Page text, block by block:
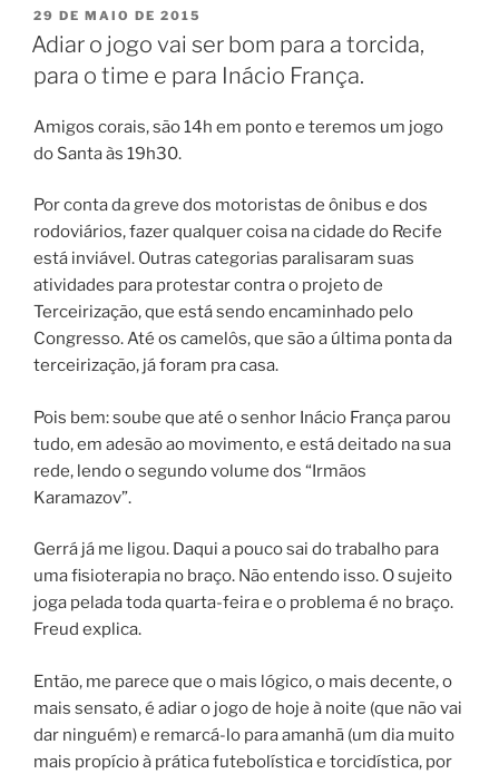
PUBLICADO
EM
29 DE MAIO DE 2015
Adiar o jogo vai ser bom para a torcida,
para o time e para Inácio França.
Amigos corais, são 14h em ponto e teremos um jogo
do Santa às 19h30.
Por conta da greve dos motoristas de ônibus e dos
rodoviários, fazer qualquer coisa na cidade do Recife
está inviável. Outras categorias paralisaram suas
atividades para protestar contra o projeto de
Terceirização, que está sendo encaminhado pelo
Congresso. Até os camelôs, que são a última ponta da
terceirização, já foram pra casa.
Pois bem: soube que até o senhor Inácio França parou
tudo, em adesão ao movimento, e está deitado na sua
rede, lendo o segundo volume dos “Irmãos
Karamazov”.
Gerrá já me ligou. Daqui a pouco sai do trabalho para
uma fisioterapia no braço. Não entendo isso. O sujeito
joga pelada toda quarta-feira e o problema é no braço.
Freud explica.
Então, me parece que o mais lógico, o mais decente, o
mais sensato, é adiar o jogo de hoje à noite (que não vai
dar ninguém) e remarcá-lo para amanhã (um dia muito
mais propício à prática futebolística e torcidística, por